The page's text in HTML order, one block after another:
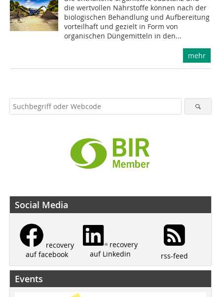
die wertvollen Nährstoffe können nach der
biologischen Behandlung und Aufbereitung
vorteilhaft und gezielt in Form von
organischen Düngemitteln in den...
mehr
Social Media
recovery
auf facebook
recovery
auf Linkedin
rss-feed
Events